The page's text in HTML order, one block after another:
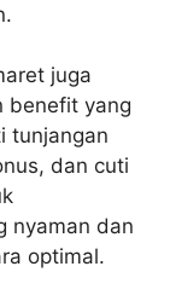
juga
benefit yang
tunjangan
dan cuti
nyaman dan
optimal.